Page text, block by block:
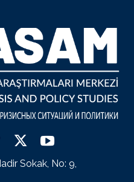
Sokak, No: 9,